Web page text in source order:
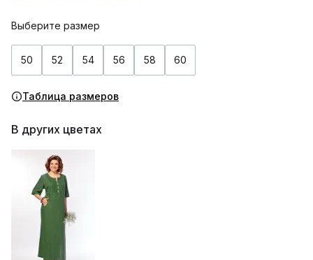
Выберите размер
50 52 54 56 58 60
Таблица размеров
В других цветах